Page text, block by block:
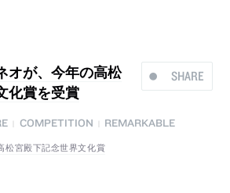
SHARE
オが、今年の高松
化賞を受賞
COMPETITION
REMARKABLE
松宮殿下記念世界文化賞